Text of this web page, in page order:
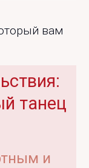
вам
танец
и